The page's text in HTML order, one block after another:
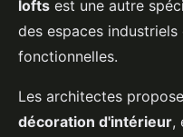
lofts est une autre
des espaces
fonctionnelles.
Les architectes
décoration d'intérieur,